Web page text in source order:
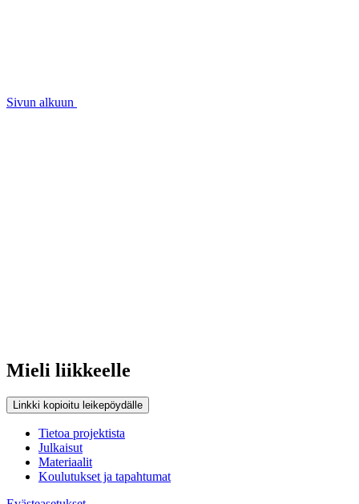
Sivun alkuun
Mieli liikkeelle
Linkki kopioitu leikepöydälle
Tietoa projektista
Julkaisut
Materiaalit
Koulutukset ja tapahtumat